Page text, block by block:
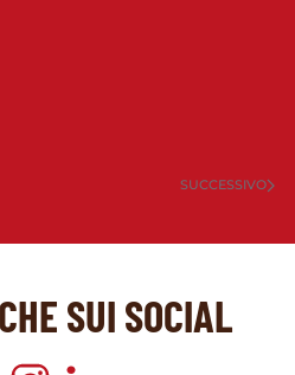
SUCCESSIVO
SUI SOCIAL